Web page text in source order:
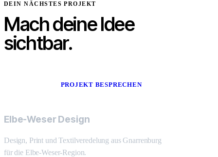
DEIN NÄCHSTES PROJEKT
Mach deine Idee
sichtbar.
PROJEKT BESPRECHEN
Elbe-Weser Design
Design, Print und Textilveredelung aus Gnarrenburg
für die Elbe-Weser-Region.